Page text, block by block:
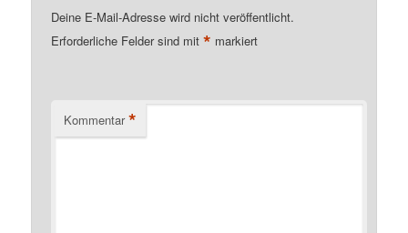
Deine E-Mail-Adresse wird nicht veröffentlicht.
Erforderliche Felder sind mit* markiert
Kommentar *